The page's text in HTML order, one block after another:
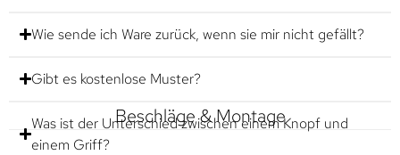
Wie sende ich Ware zurück, wenn sie mir nicht gefällt?
Gibt es kostenlose Muster?
Beschläge & Montage
Was ist der Unterschied zwischen einem Knopf und
einem Griff?